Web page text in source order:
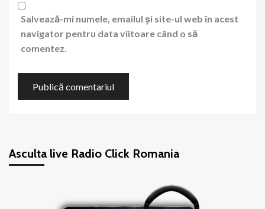
Salvează-mi numele, emailul și site-ul web în acest
navigator pentru data viitoare când o să
comentez.
Asculta live Radio Click Romania